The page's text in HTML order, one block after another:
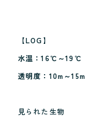
【LOG】
水温：16℃～19℃
透明度：10m～15m
見られた生物